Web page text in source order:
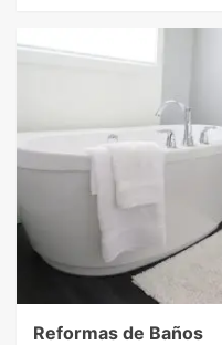
Reformas de Baños